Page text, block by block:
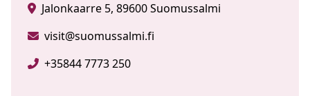
Jalonkaarre 5, 89600 Suomussalmi
visit@suomussalmi.fi
+35844 7773 250